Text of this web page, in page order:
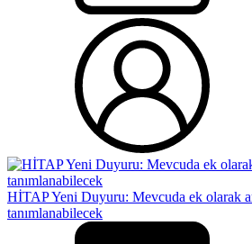
HİTAP Yeni Duyuru: Mevcuda ek olarak
tanımlanabilecek